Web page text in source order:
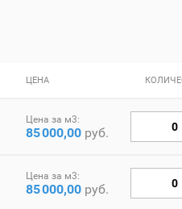
ЦЕНА
Цена за м3:
85000,00 руб.
Цена за м3:
85000,00 руб.